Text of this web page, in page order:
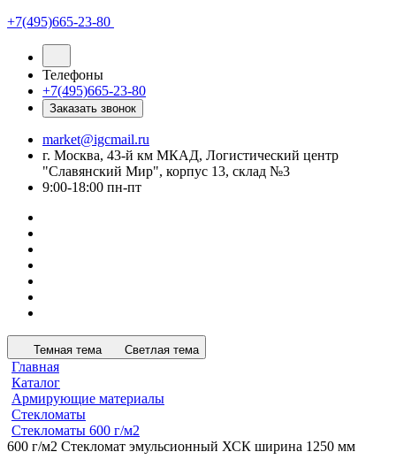
+7(495)665-23-80
Телефоны
+7(495)665-23-80
Заказать звонок
market@igcmail.ru
г. Москва, 43-й км МКАД, Логистический центр
"Славянский Мир", корпус 13, склад №3
9:00-18:00 пн-пт
Темная тема Светлая тема
Главная
Каталог
Армирующие материалы
Стекломаты
Стекломаты 600 г/м2
600 г/м2 Стекломат эмульсионный ХСК ширина 1250 мм